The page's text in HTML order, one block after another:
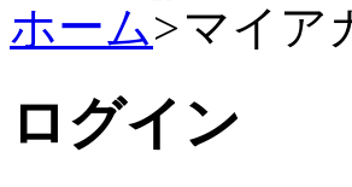
ホーム
マイア
ログイン